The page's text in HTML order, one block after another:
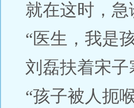
就在这时，
“医生，我是
刘磊扶着宋
“孩子被人扼